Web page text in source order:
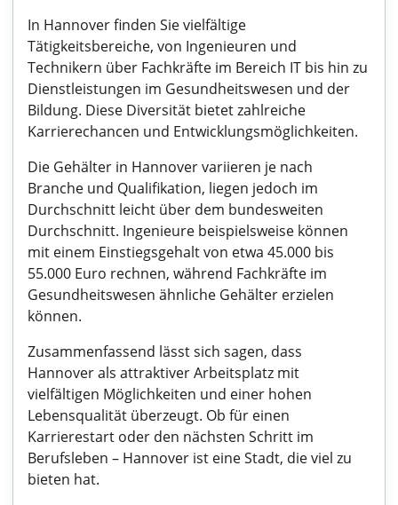
In Hannover finden Sie vielfältige
Tätigkeitsbereiche, von Ingenieuren und
Technikern über Fachkräfte im Bereich IT bis hin zu
Dienstleistungen im Gesundheitswesen und der
Bildung. Diese Diversität bietet zahlreiche
Karrierechancen und Entwicklungsmöglichkeiten.
Die Gehälter in Hannover variieren je nach
Branche und Qualifikation, liegen jedoch im
Durchschnitt leicht über dem bundesweiten
Durchschnitt. Ingenieure beispielsweise können
mit einem Einstiegsgehalt von etwa 45.000 bis
55.000 Euro rechnen, während Fachkräfte im
Gesundheitswesen ähnliche Gehälter erzielen
können.
Zusammenfassend lässt sich sagen, dass
Hannover als attraktiver Arbeitsplatz mit
vielfältigen Möglichkeiten und einer hohen
Lebensqualität überzeugt. Ob für einen
Karrierestart oder den nächsten Schritt im
Berufsleben – Hannover ist eine Stadt, die viel zu
bieten hat.